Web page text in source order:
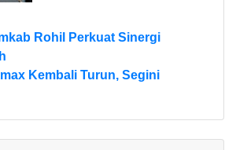
Rohil Perkuat Sinergi
Kembali Turun, Segini